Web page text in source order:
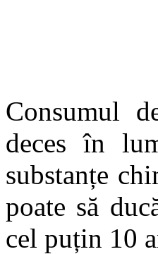
Consumul
deces în
substanțe
poate să
cel puțin 10